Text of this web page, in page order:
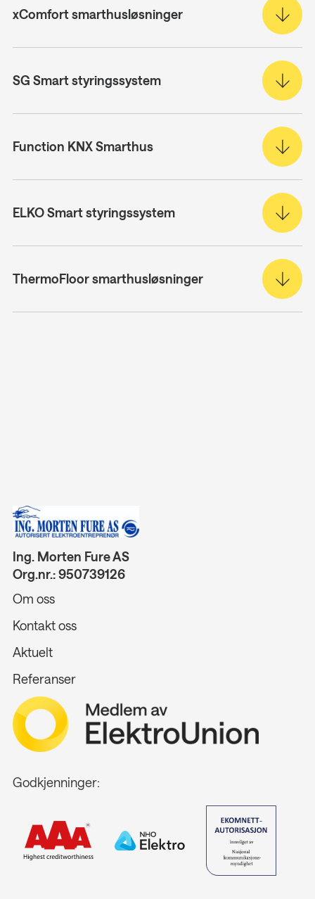
xComfort smarthusløsninger
SG Smart styringssystem
Function KNX Smarthus
ELKO Smart styringssystem
ThermoFloor smarthusløsninger
Ing. Morten Fure AS
Org.nr.: 950739126
Om oss
Kontakt oss
Aktuelt
Referanser
Godkjenninger: